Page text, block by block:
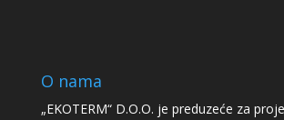
O nama
„EKOTERM“ D.O.O. je preduzeće za